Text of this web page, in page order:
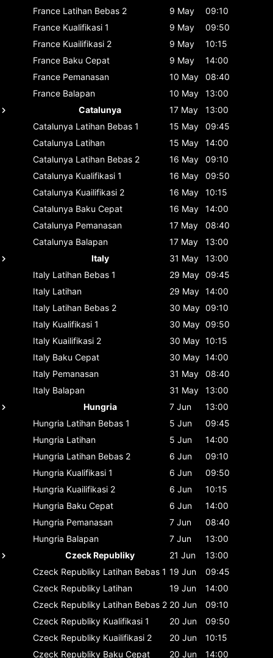
France Latihan Bebas 2 9 May
09:10
France Kualifikasi 1 9 May
09:50
France Kuailifikasi 2 9 May
10:15
France Baku Cepat 9 May
14:00
France Pemanasan 10 May
08:40
France Balapan 10 May
13:00
Catalunya
17 May
13:00
Catalunya Latihan Bebas 1 15 May
09:45
Catalunya Latihan 15 May
14:00
Catalunya Latihan Bebas 2 16 May
09:10
Catalunya Kualifikasi 1 16 May
09:50
Catalunya Kuailifikasi 2 16 May
10:15
Catalunya Baku Cepat 16 May
14:00
Catalunya Pemanasan 17 May
08:40
Catalunya Balapan 17 May
13:00
Italy
31 May
13:00
Italy Latihan Bebas 1 29 May 09:45
Italy Latihan 29 May 14:00
Italy Latihan Bebas 2 30 May 09:10
Italy Kualifikasi 1 30 May 09:50
Italy Kuailifikasi 2 30 May 10:15
Italy Baku Cepat 30 May 14:00
Italy Pemanasan 31 May
08:40
Italy Balapan 31 May
13:00
Hungria
7 Jun
13:00
Hungria Latihan Bebas 1 5 Jun
09:45
Hungria Latihan 5 Jun
14:00
Hungria Latihan Bebas 2 6 Jun
09:10
Hungria Kualifikasi 1 6 Jun
09:50
Hungria Kuailifikasi 2 6 Jun
10:15
Hungria Baku Cepat 6 Jun
14:00
Hungria Pemanasan 7 Jun
08:40
Hungria Balapan 7 Jun
13:00
Czeck Republiky
21 Jun
13:00
Czeck Republiky Latihan Bebas 1 19 Jun
09:45
Czeck Republiky Latihan 19 Jun
14:00
Czeck Republiky Latihan Bebas 2 20 Jun
09:10
Czeck Republiky Kualifikasi 1 20 Jun
09:50
Czeck Republiky Kuailifikasi 2 20 Jun
10:15
Czeck Republiky Baku Cepat 20 Jun 14:00